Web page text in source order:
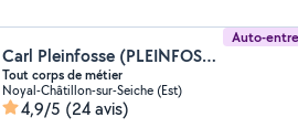
Auto-
Carl Pleinfosse (PLEINFOSSE)
Tout corps de métier
Noyal-Châtillon-sur-Seiche (Est)
4,9/5 (24 avis)